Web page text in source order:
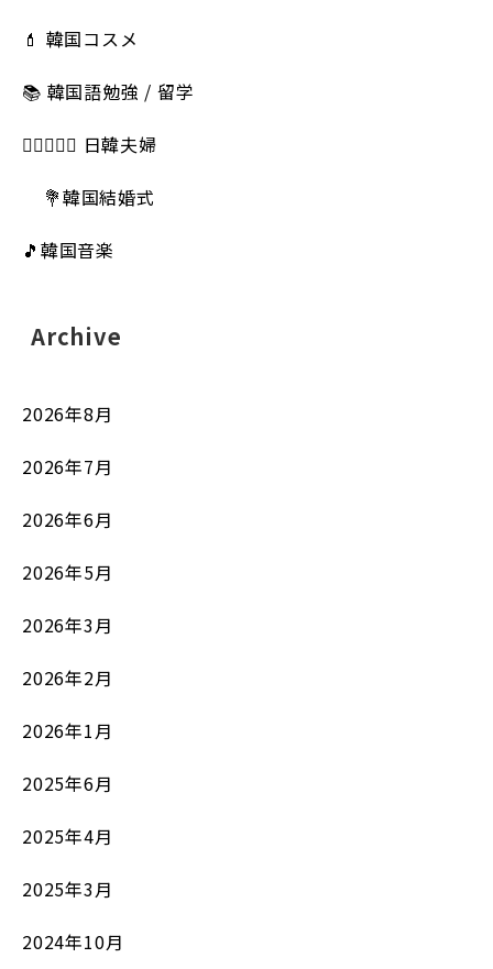
💄 韓国コスメ
📚 韓国語勉強 / 留学
👩🏻‍❤️‍👨🏻 日韓夫婦
💐韓国結婚式
🎵韓国音楽
Archive
2026年8月
2026年7月
2026年6月
2026年5月
2026年3月
2026年2月
2026年1月
2025年6月
2025年4月
2025年3月
2024年10月